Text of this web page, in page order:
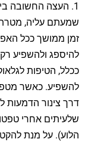
1. העצה החשובה
שמעתם עליה,
זמן ממושך ככל
להיספג ולהשפיע
ככלל, הטיפות
להשפיע. כאשר
דרך צינור הדמעות
שלעיתים אחרי
הלוע). על מנת